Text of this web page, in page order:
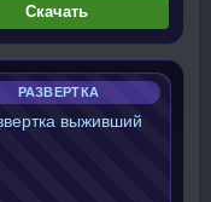
Скачать
РАЗВЕРТКА